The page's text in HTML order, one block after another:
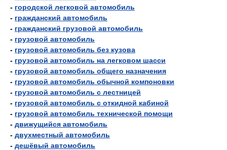
- городской легковой автомобиль
- гражданский автомобиль
- гражданский грузовой автомобиль
- грузовой автомобиль
- грузовой автомобиль без кузова
- грузовой автомобиль на легковом шасси
- грузовой автомобиль общего назначения
- грузовой автомобиль обычной компоновки
- грузовой автомобиль с лестницей
- грузовой автомобиль с откидной кабиной
- грузовой автомобиль технической помощи
- движущийся автомобиль
- двухместный автомобиль
- дешёвый автомобиль